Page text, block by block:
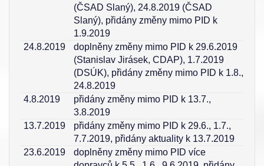
(ČSAD Slaný), 24.8.2019 (ČSAD
Slaný), přidány změny mimo PID k
1.9.2019
24.8.2019
doplněny změny mimo PID k 29.6.2019
(Stanislav Jirásek, CDAP), 1.7.2019
(DSÚK), přidány změny mimo PID k 1.8.,
24.8.2019
4.8.2019
přidány změny mimo PID k 13.7.,
3.8.2019
13.7.2019
přidány změny mimo PID k 29.6., 1.7.,
7.7.2019, přidány aktuality k 13.7.2019
23.6.2019
doplněny změny mimo PID více